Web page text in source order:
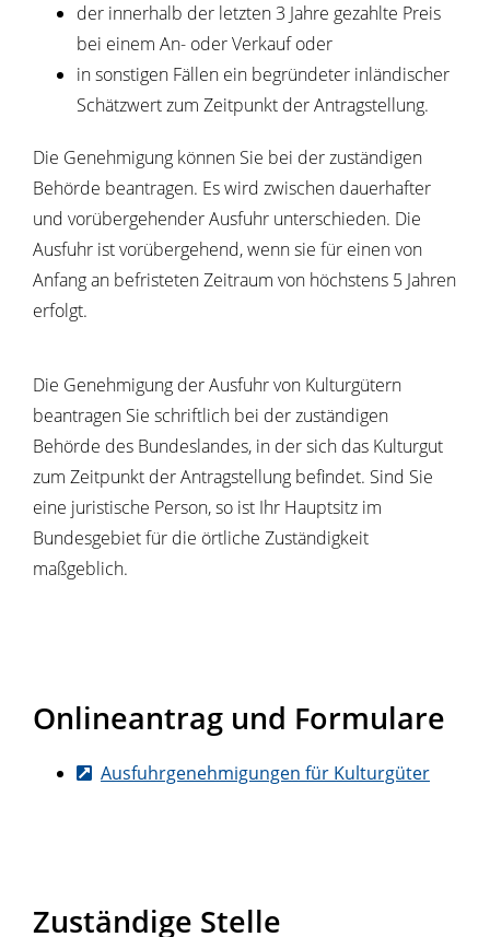
der innerhalb der letzten 3 Jahre gezahlte Preis
bei einem An- oder Verkauf oder
in sonstigen Fällen ein begründeter inländischer
Schätzwert zum Zeitpunkt der Antragstellung.
Die Genehmigung können Sie bei der zuständigen
Behörde beantragen. Es wird zwischen dauerhafter
und vorübergehender Ausfuhr unterschieden. Die
Ausfuhr ist vorübergehend, wenn sie für einen von
Anfang an befristeten Zeitraum von höchstens 5 Jahren
erfolgt.
Die Genehmigung der Ausfuhr von Kulturgütern
beantragen Sie schriftlich bei der zuständigen
Behörde des Bundeslandes, in der sich das Kulturgut
zum Zeitpunkt der Antragstellung befindet. Sind Sie
eine juristische Person, so ist Ihr Hauptsitz im
Bundesgebiet für die örtliche Zuständigkeit
maßgeblich.
Onlineantrag und Formulare
Ausfuhrgenehmigungen für Kulturgüter
Zuständige Stelle